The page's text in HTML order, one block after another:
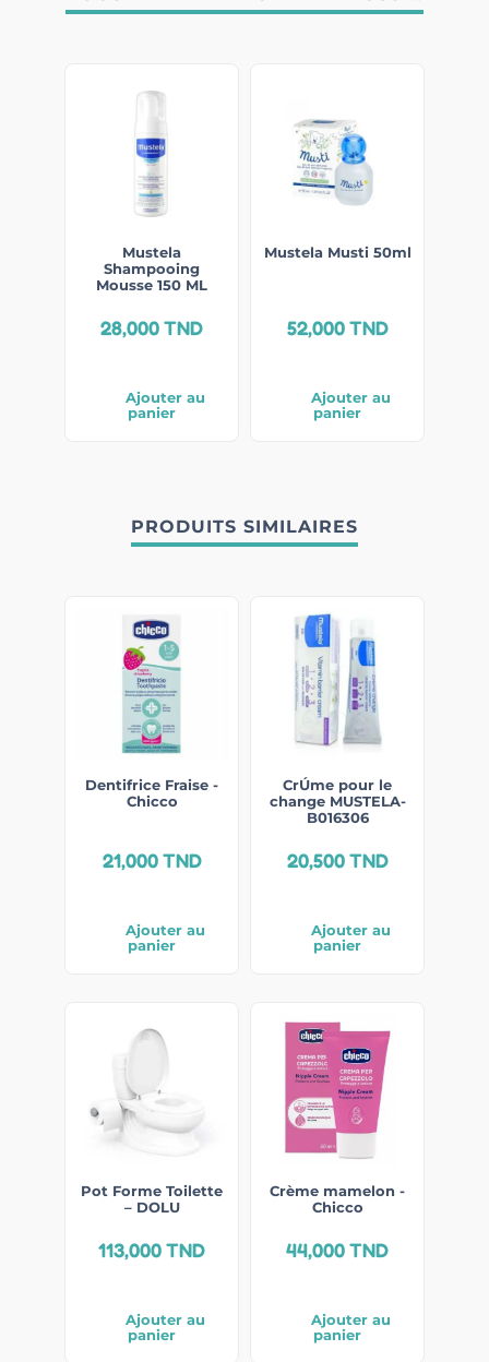
Mustela
Shampooing
Mousse 150 ML
28,000TND
Ajouter au
panier
Mustela Musti 50ml
52,000TND
Ajouter au
panier
PRODUITS SIMILAIRES
Dentifrice Fraise -
Chicco
21,000TND
Ajouter au
panier
CrÚme pour le
change MUSTELA-
B016306
20,500TND
Ajouter au
panier
Pot Forme Toilette
– DOLU
113,000TND
Ajouter au
panier
Crème mamelon -
Chicco
44,000TND
Ajouter au
panier